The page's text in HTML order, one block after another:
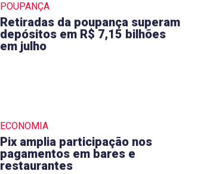
POUPANÇA
Retiradas da poupança superam
depósitos em R$ 7,15 bilhões
em julho
ECONOMIA
Pix amplia participação nos
pagamentos em bares e
restaurantes